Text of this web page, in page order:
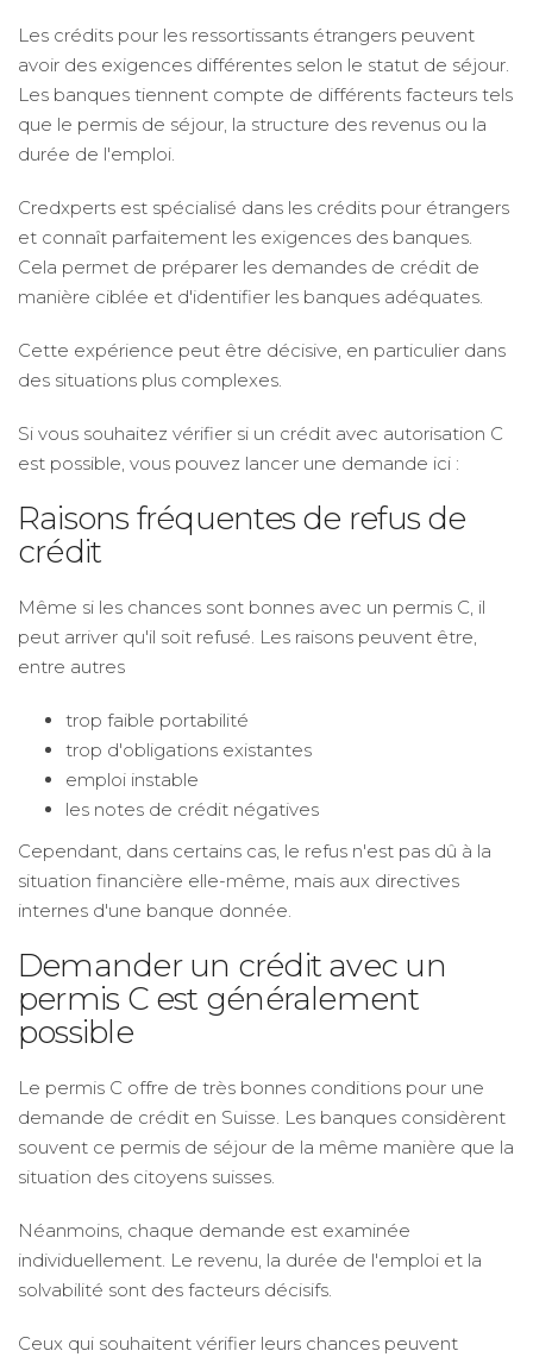
Les crédits pour les ressortissants étrangers peuvent
avoir des exigences différentes selon le statut de séjour.
Les banques tiennent compte de différents facteurs tels
que le permis de séjour, la structure des revenus ou la
durée de l'emploi.
Credxperts est spécialisé dans les crédits pour étrangers
et connaît parfaitement les exigences des banques.
Cela permet de préparer les demandes de crédit de
manière ciblée et d'identifier les banques adéquates.
Cette expérience peut être décisive, en particulier dans
des situations plus complexes.
Si vous souhaitez vérifier si un crédit avec autorisation C
est possible, vous pouvez lancer une demande ici :
Raisons fréquentes de refus de
crédit
Même si les chances sont bonnes avec un permis C, il
peut arriver qu'il soit refusé. Les raisons peuvent être,
entre autres
trop faible portabilité
trop d'obligations existantes
emploi instable
les notes de crédit négatives
Cependant, dans certains cas, le refus n'est pas dû à la
situation financière elle-même, mais aux directives
internes d'une banque donnée.
Demander un crédit avec un
permis C est généralement
possible
Le permis C offre de très bonnes conditions pour une
demande de crédit en Suisse. Les banques considèrent
souvent ce permis de séjour de la même manière que la
situation des citoyens suisses.
Néanmoins, chaque demande est examinée
individuellement. Le revenu, la durée de l'emploi et la
solvabilité sont des facteurs décisifs.
Ceux qui souhaitent vérifier leurs chances peuvent